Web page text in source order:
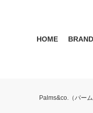
HOME
Palms&co.（パー